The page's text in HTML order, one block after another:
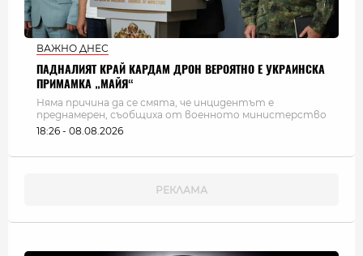
ВАЖНО ДНЕС
ПАДНАЛИЯТ КРАЙ КАРДАМ ДРОН ВЕРОЯТНО Е УКРАИНСКА
ПРИМАМКА „МАЙЯ“
Няма причина да се смята, че инцидентът е
преднамерен, съобщиха от военното министерство
18:26 - 08.08.2026